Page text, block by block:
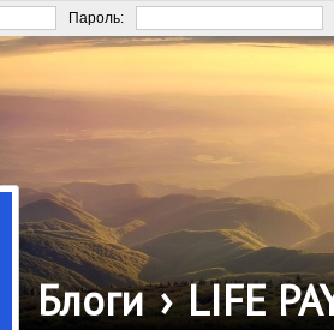
Пароль:
Блоги › LIFE